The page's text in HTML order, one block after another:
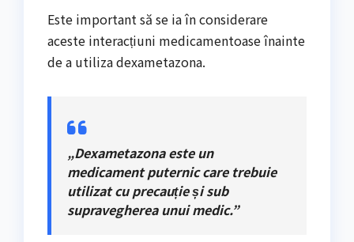
Este important să se ia în considerare
aceste interacțiuni medicamentoase înainte
de a utiliza dexametazona.
„Dexametazona este un
medicament puternic care trebuie
utilizat cu precauție și sub
supravegherea unui medic.”